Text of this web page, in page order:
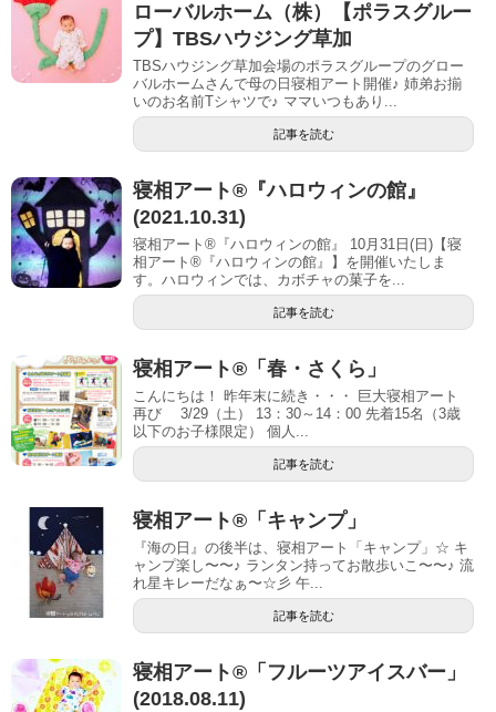
ローバルホーム（株）【ポラスグルー
プ】TBSハウジング草加
TBSハウジング草加会場のポラスグループのグロー
バルホームさんで母の日寝相アート開催♪ 姉弟お揃
いのお名前Tシャツで♪ ママいつもあり...
記事を読む
寝相アート®︎『ハロウィンの館』
(2021.10.31)
寝相アート®『ハロウィンの館』 10月31日(日)【寝
相アート®︎『ハロウィンの館』】を開催いたしま
す。ハロウィンでは、カボチャの菓子を...
記事を読む
寝相アート®「春・さくら」
こんにちは！ 昨年末に続き・・・ 巨大寝相アート
再び 3/29（土） 13：30～14：00 先着15名（3歳
以下のお子様限定） 個人...
記事を読む
寝相アート®︎「キャンプ」
『海の日』の後半は、寝相アート「キャンプ」☆ キ
ャンプ楽し〜〜♪ ランタン持ってお散歩いこ〜〜♪ 流
れ星キレーだなぁ〜☆彡 午...
記事を読む
寝相アート®︎「フルーツアイスバー」
(2018.08.11)